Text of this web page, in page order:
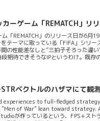
ーゲーム「REMATCH」リ
「REMATCH」のリリース日が6月
テーマに取っている「FIFA」シリ
の性能差なしと”三拍子そろった違
期待できそうなIPというわけ。既
ベクトルのハザマにて観
to full-fledged
of War" lean toward strategy.
が作っているという、FPS+ス